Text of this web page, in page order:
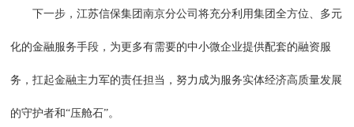
下一步，江苏信保集团南京分公司将充分利用集团全方位、多元
化的金融服务手段，为更多有需要的中小微企业提供配套的融资服
务，扛起金融主力军的责任担当，努力成为服务实体经济高质量发展
的守护者和“压舱石”。